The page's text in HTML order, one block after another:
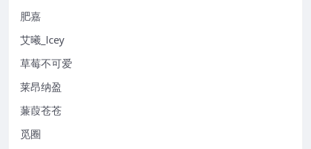
肥嘉
艾曦_lcey
草莓不可爱
莱昂纳盈
蒹葭苍苍
觅圈